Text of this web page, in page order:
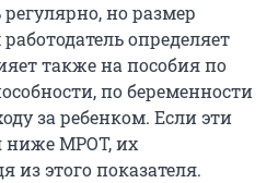
но размер
определяет
также на пособия по
по беременности
за ребенком. Если эти
ниже МРОТ, их
из этого показателя.